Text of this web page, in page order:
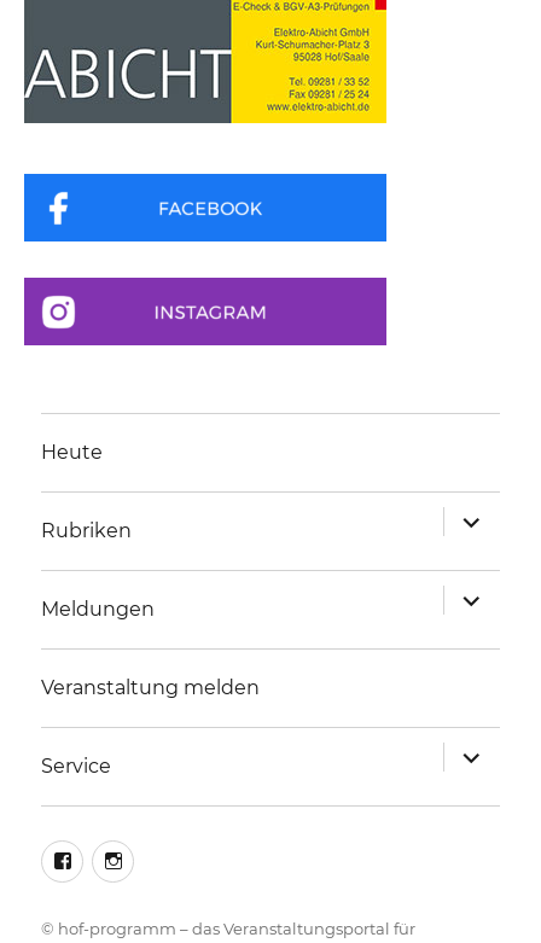
Heute
Rubriken
anzeigen
Meldungen
anzeigen
Veranstaltung melden
Service
anzeigen
facebookinstagram
© hof-programm – das Veranstaltungsportal für